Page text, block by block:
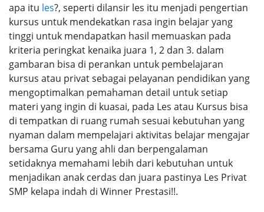
apa itu les?, seperti dilansir les itu menjadi pengertian
kursus untuk mendekatkan rasa ingin belajar yang
tinggi untuk mendapatkan hasil memuaskan pada
kriteria peringkat kenaika juara 1, 2 dan 3. dalam
gambaran bisa di perankan untuk pembelajaran
kursus atau privat sebagai pelayanan pendidikan yang
mengoptimalkan pemahaman detail untuk setiap
materi yang ingin di kuasai, pada Les atau Kursus bisa
di tempatkan di ruang rumah sesuai kebutuhan yang
nyaman dalam mempelajari aktivitas belajar mengajar
bersama Guru yang ahli dan berpengalaman
setidaknya memahami lebih dari kebutuhan untuk
menjadikan anak cerdas dan juara pastinya Les Privat
SMP kelapa indah di Winner Prestasi!!.